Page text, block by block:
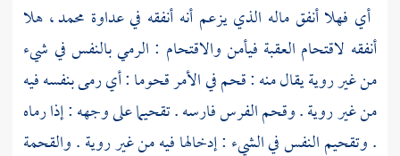
أي فهلا أنفق ماله الذي يزعم أنه أنفقه في عداوة محمد ، هلا
أنفقه لاقتحام العقبة فيأمن والاقتحام : الرمي بالنفس في شيء
من غير روية يقال منه : قحم في الأمر قحوما : أي رمى بنفسه فيه
من غير روية . وقحم الفرس فارسه . تقحيما على وجهه : إذا رماه
. وتقحيم النفس في الشيء : إدخالها فيه من غير روية . والقحمة